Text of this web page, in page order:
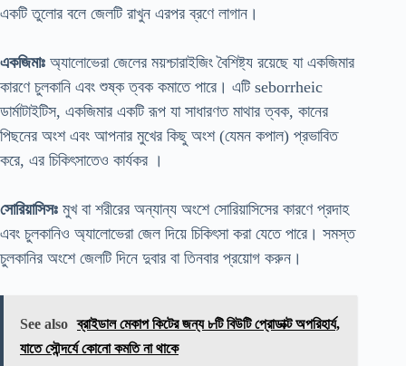
একটি তুলোর বলে জেলটি রাখুন এরপর ব্রণে লাগান।
একজিমাঃ অ্যালোভেরা জেলের ময়শ্চারাইজিং বৈশিষ্ট্য রয়েছে যা একজিমার
কারণে চুলকানি এবং শুষ্ক ত্বক কমাতে পারে। এটি seborrheic
ডার্মাটাইটিস, একজিমার একটি রূপ যা সাধারণত মাথার ত্বক, কানের
পিছনের অংশ এবং আপনার মুখের কিছু অংশ (যেমন কপাল) প্রভাবিত
করে, এর চিকিৎসাতেও কার্যকর ।
সোরিয়াসিসঃ মুখ বা শরীরের অন্যান্য অংশে সোরিয়াসিসের কারণে প্রদাহ
এবং চুলকানিও অ্যালোভেরা জেল দিয়ে চিকিৎসা করা যেতে পারে। সমস্ত
চুলকানির অংশে জেলটি দিনে দুবার বা তিনবার প্রয়োগ করুন।
See also ব্রাইডাল মেকাপ কিটের জন্য ৮টি বিউটি প্রোডাক্ট অপরিহার্য,
যাতে সৌন্দর্যে কোনো কমতি না থাকে